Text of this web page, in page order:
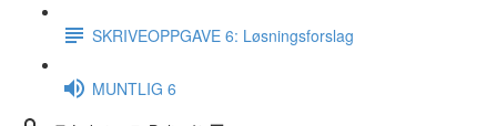
SKRIVEOPPGAVE 6: Løsningsforslag
MUNTLIG 6